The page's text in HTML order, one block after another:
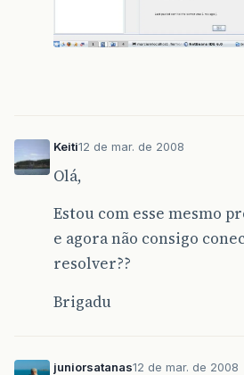
Keiti12 de mar. de 2008
Olá,
Estou com esse mesmo
e agora não consigo
resolver??
Brigadu
juniorsatanas12 de mar. de 2008